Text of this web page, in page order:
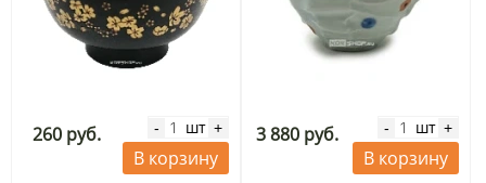
260 руб. - шт +
В корзину
3 880 руб. - шт +
В корзину